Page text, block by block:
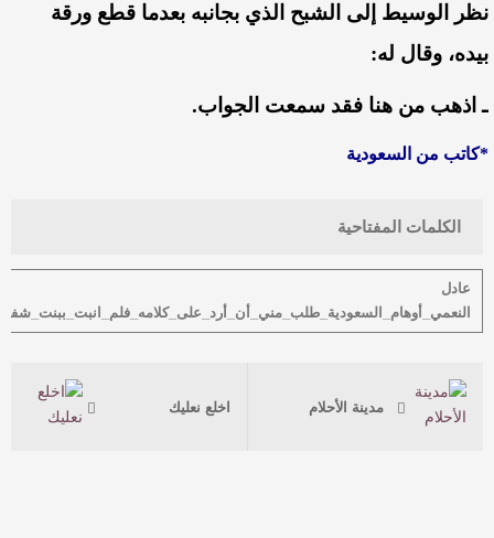
نظر الوسيط إلى الشبح الذي بجانبه بعدما قطع ورقة
بيده، وقال له:
ـ اذهب من هنا فقد سمعت الجواب.
*كاتب من السعودية
الكلمات المفتاحية
عادل
النعمي_أوهام_السعودية_طلب_مني_أن_أرد_على_كلامه_فلم_انبت_ببنت_شفة
مدينة الأحلام اخلع نعليك